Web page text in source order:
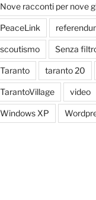
Nove racconti per nove
PeaceLink
scoutismo Senza
Taranto taranto 20
TarantoVillage video
Windows XP